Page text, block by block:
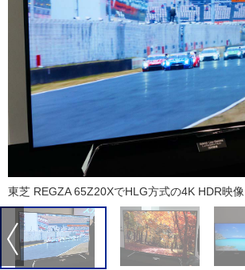
東芝 REGZA 65Z20XでHLG方式の4K HDR映